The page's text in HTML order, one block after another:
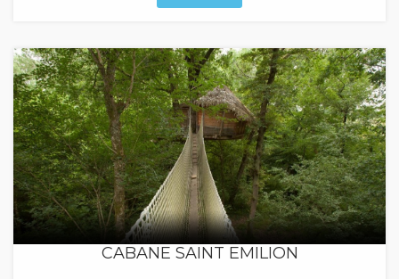
CABANE SAINT EMILION